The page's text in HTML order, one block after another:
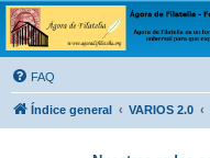
Ágora de Filatelia
Foro sobre filatelia o sobre lo que se
ofrece a la comunidad filatélica
conocimientos
FAQ
Índice general VARIOS 2.0